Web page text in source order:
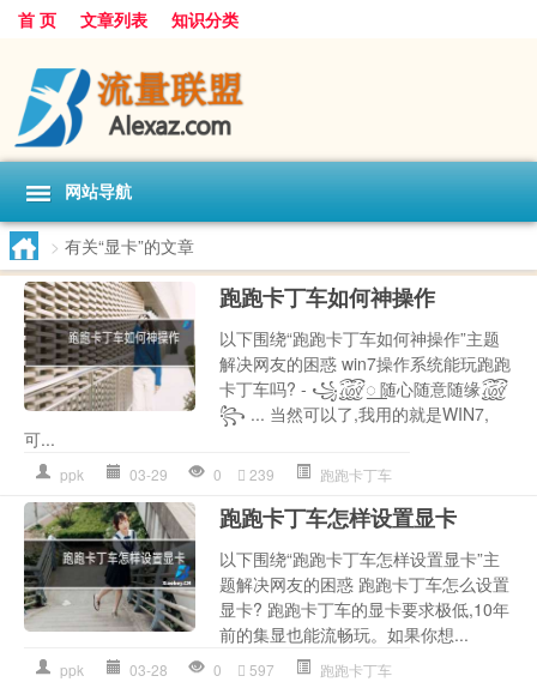
首 页 文章列表 知识分类
网站导航
> 有关“显卡”的文章
跑跑卡丁车如何神操作
以下围绕“跑跑卡丁车如何神操作”主题
解决网友的困惑 win7操作系统能玩跑跑
卡丁车吗? - ꧁꫞꯭ 随心随意随缘꫞
꧂ ... 当然可以了,我用的就是WIN7,
可...
ppk 03-29 0 239 跑跑卡丁车
跑跑卡丁车怎样设置显卡
以下围绕“跑跑卡丁车怎样设置显卡”主
题解决网友的困惑 跑跑卡丁车怎么设置
显卡? 跑跑卡丁车的显卡要求极低,10年
前的集显也能流畅玩。如果你想...
ppk 03-28 0 597 跑跑卡丁车